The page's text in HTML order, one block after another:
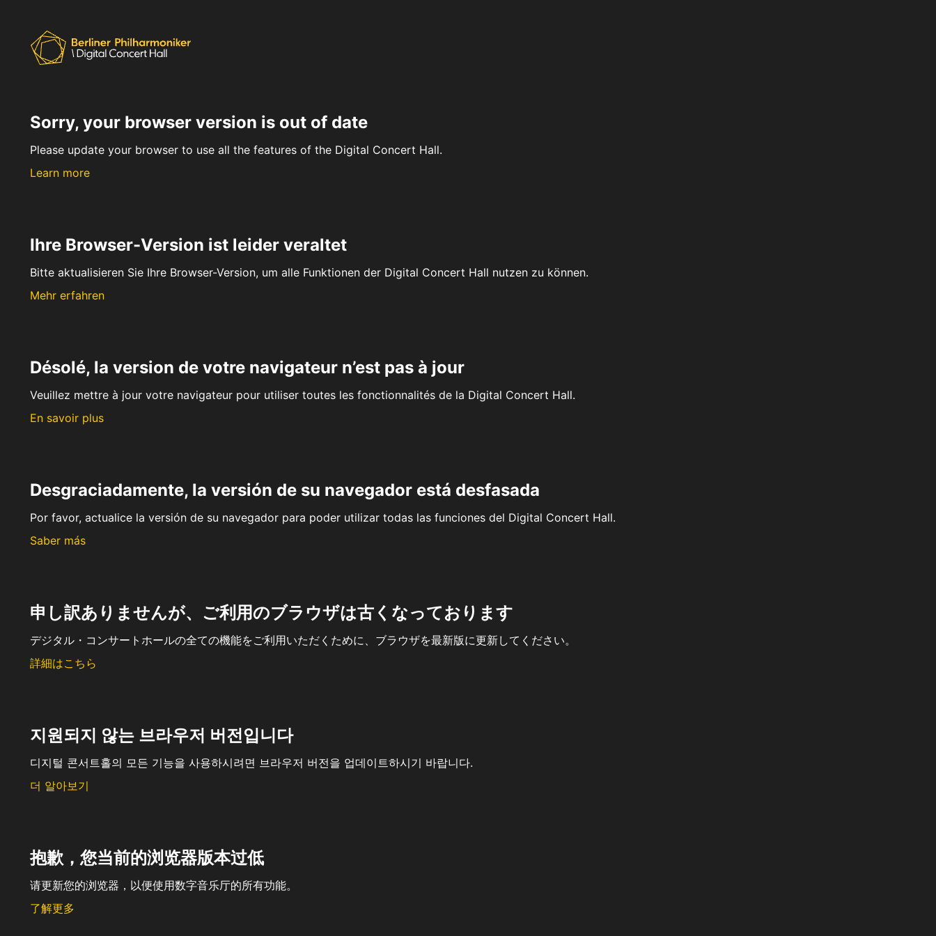
Sorry, your browser version is out of date
Please update your browser to use all the features of the Digital Concert Hall.
Learn more
Ihre Browser-Version ist leider veraltet
Bitte aktualisieren Sie Ihre Browser-Version, um alle Funktionen der Digital Concert Hall nutzen zu können.
Mehr erfahren
Désolé, la version de votre navigateur n’est pas à jour
Veuillez mettre à jour votre navigateur pour utiliser toutes les fonctionnalités de la Digital Concert Hall.
En savoir plus
Desgraciadamente, la versión de su navegador está desfasada
Por favor, actualice la versión de su navegador para poder utilizar todas las funciones del Digital Concert Hall.
Saber más
申し訳ありませんが、ご利用のブラウザは古くなっております
デジタル・コンサートホールの全ての機能をご利用いただくために、ブラウザを最新版に更新してください。
詳細はこちら
지원되지 않는 브라우저 버전입니다
디지털 콘서트홀의 모든 기능을 사용하시려면 브라우저 버전을 업데이트하시기 바랍니다.
더 알아보기
抱歉，您当前的浏览器版本过低
请更新您的浏览器，以便使用数字音乐厅的所有功能。
了解更多